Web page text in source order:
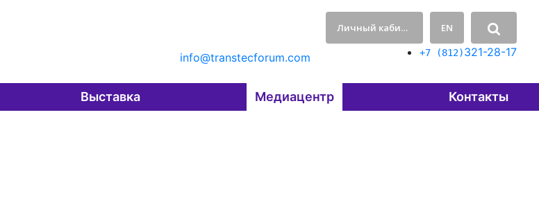
Личный кабинет EN
info@transtecforum.com +7 (812)321-28-17
Выставка Медиацентр Контакты